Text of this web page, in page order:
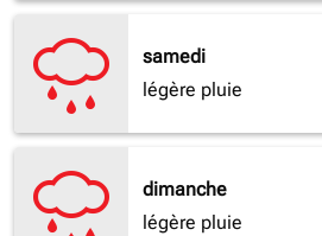
samedi
légère pluie
dimanche
légère pluie